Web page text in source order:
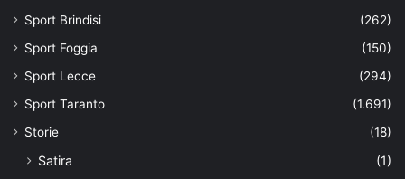
Sport Brindisi
(262)
Sport Foggia
(150)
Sport Lecce
(294)
Sport Taranto
(1.691)
Storie
(18)
Satira (1)